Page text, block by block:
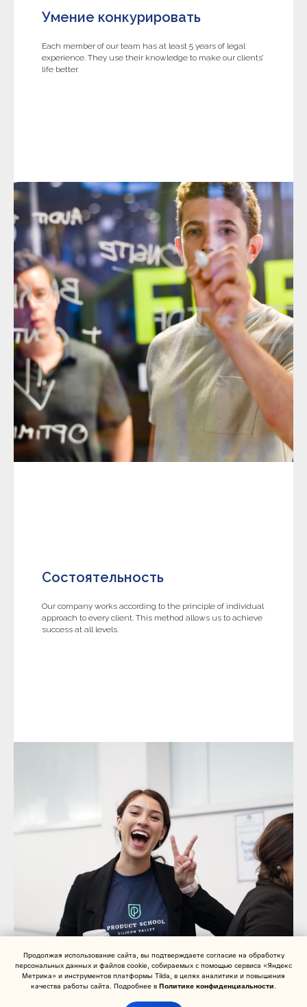
Умение конкурировать
Each member of our team has at least 5 years of legal
experience. They use their knowledge to make our clients’
life better.
Состоятельность
Our company works according to the principle of individual
approach to every client. This method allows us to achieve
success at all levels.
Продолжая использование сайта, вы подтверждаете согласие на обработку
персональных данных и файлов cookie, собираемых с помощью сервиса «Яндекс
Метрика» и инструментов платформы Tilda, в целях аналитики и повышения
качества работы сайта. Подробнее в Политике конфиденциальности.